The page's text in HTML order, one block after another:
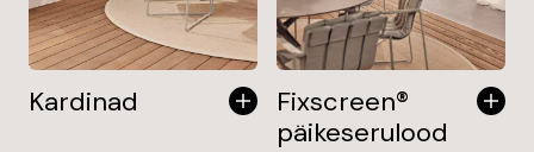
Kardinad
Fixscreen®
päikeserulood